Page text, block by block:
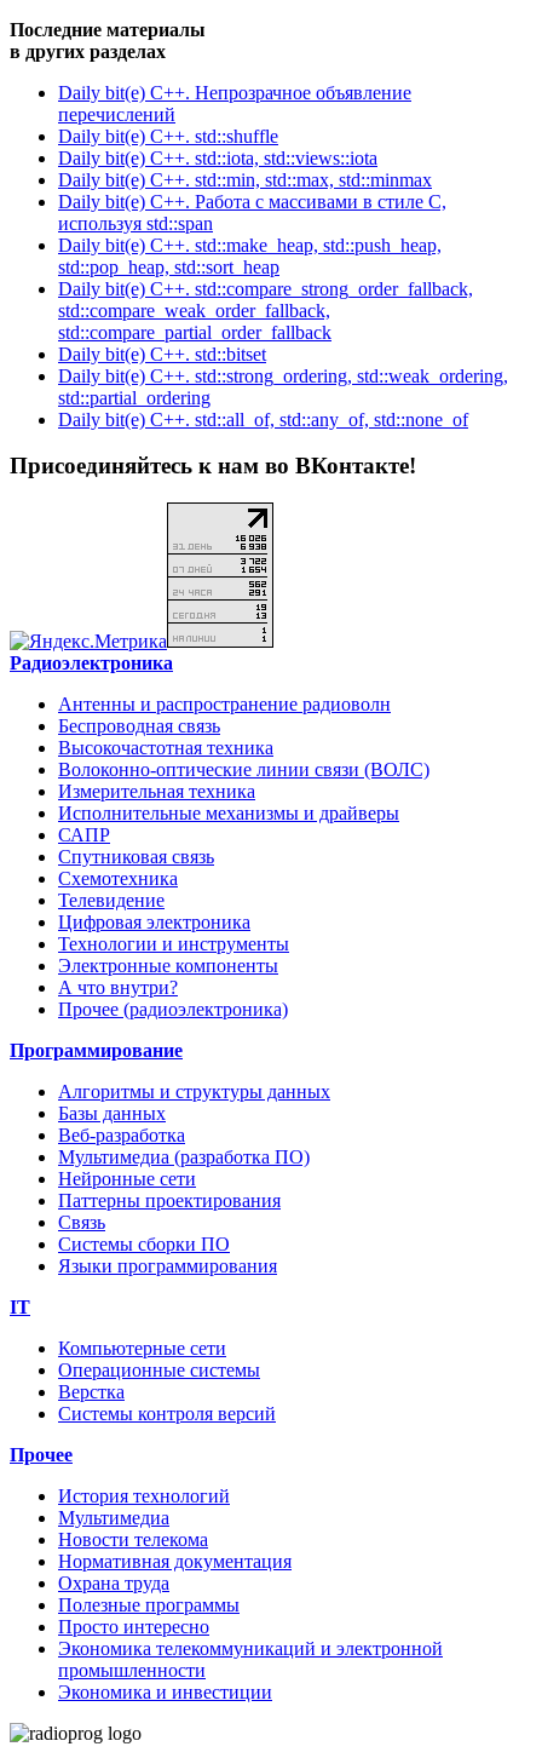
Последние материалы
в других разделах
Daily bit(e) C++. Непрозрачное объявление
перечислений
Daily bit(e) C++. std::shuffle
Daily bit(e) C++. std::iota, std::views::iota
Daily bit(e) C++. std::min, std::max, std::minmax
Daily bit(e) C++. Работа с массивами в стиле C,
используя std::span
Daily bit(e) C++. std::make_heap, std::push_heap,
std::pop_heap, std::sort_heap
Daily bit(e) C++. std::compare_strong_order_fallback,
std::compare_weak_order_fallback,
std::compare_partial_order_fallback
Daily bit(e) C++. std::bitset
Daily bit(e) C++. std::strong_ordering, std::weak_ordering,
std::partial_ordering
Daily bit(e) C++. std::all_of, std::any_of, std::none_of
Присоединяйтесь к нам во ВКонтакте!
Радиоэлектроника
Антенны и распространение радиоволн
Беспроводная связь
Высокочастотная техника
Волоконно-оптические линии связи (ВОЛС)
Измерительная техника
Исполнительные механизмы и драйверы
САПР
Спутниковая связь
Схемотехника
Телевидение
Цифровая электроника
Технологии и инструменты
Электронные компоненты
А что внутри?
Прочее (радиоэлектроника)
Программирование
Алгоритмы и структуры данных
Базы данных
Веб-разработка
Мультимедиа (разработка ПО)
Нейронные сети
Паттерны проектирования
Связь
Системы сборки ПО
Языки программирования
IT
Компьютерные сети
Операционные системы
Верстка
Системы контроля версий
Прочее
История технологий
Мультимедиа
Новости телекома
Нормативная документация
Охрана труда
Полезные программы
Просто интересно
Экономика телекоммуникаций и электронной
промышленности
Экономика и инвестиции